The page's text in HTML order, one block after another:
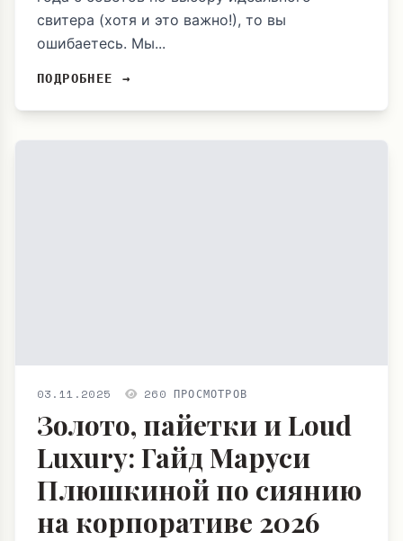
свитера (хотя и это важно!), то вы
ошибаетесь. Мы...
ПОДРОБНЕЕ →
03.11.2025 260 ПРОСМОТРОВ
Золото, пайетки и Loud
Luxury: Гайд Маруси
Плюшкиной по сиянию
на корпоративе 2026